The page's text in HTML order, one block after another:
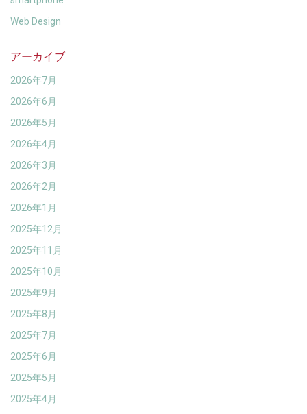
Web Design
アーカイブ
2026年7月
2026年6月
2026年5月
2026年4月
2026年3月
2026年2月
2026年1月
2025年12月
2025年11月
2025年10月
2025年9月
2025年8月
2025年7月
2025年6月
2025年5月
2025年4月